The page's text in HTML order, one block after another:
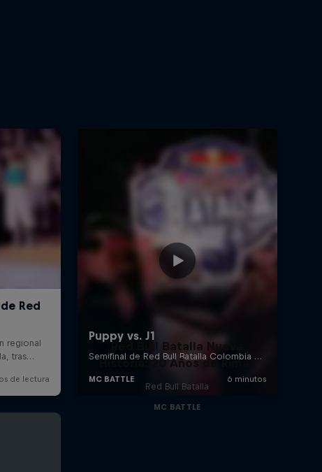
Red Bull Batalla Nueva
Historia: 20 Años de Rimas
Red Bull Batalla
MC BATTLE